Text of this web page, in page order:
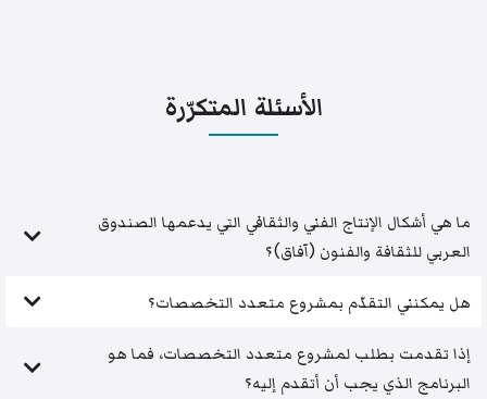
الأسئلة المتكرّرة
ما هي أشكال الإنتاج الفني والثقافي التي يدعمها الصندوق
العربي للثقافة والفنون (آفاق)؟
هل يمكنني التقدّم بمشروع متعدد التخصصات؟
إذا تقدمت بطلب لمشروع متعدد التخصصات، فما هو
البرنامج الذي يجب أن أتقدم إليه؟